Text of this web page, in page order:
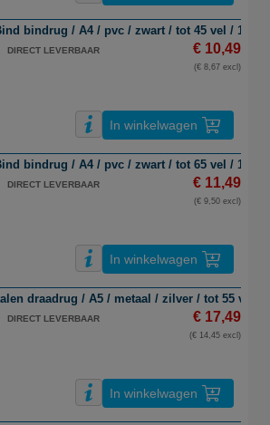
bindrug / A4 / pvc / zwart / tot 45 vel / 100
DIRECT LEVERBAAR € 10,49
(€ 8,67 excl)
In winkelwagen
bindrug / A4 / pvc / zwart / tot 65 vel / 100
DIRECT LEVERBAAR € 11,49
(€ 9,50 excl)
In winkelwagen
draadrug / A5 / metaal / zilver / tot 55 vel /
DIRECT LEVERBAAR € 17,49
(€ 14,45 excl)
In winkelwagen